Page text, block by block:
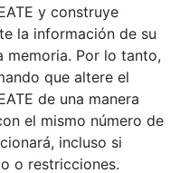
y construye
la información de su
memoria. Por lo tanto,
que altere el
de una manera
el mismo número de
incluso si
o restricciones.